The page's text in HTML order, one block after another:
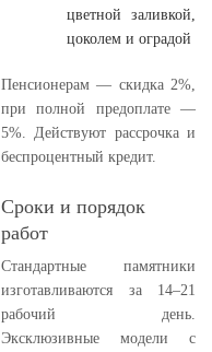
цветной заливкой,
цоколем и оградой
Пенсионерам — скидка 2%,
при полной предоплате —
5%. Действуют рассрочка и
беспроцентный кредит.
Сроки и порядок
работ
Стандартные памятники
изготавливаются за 14–21
рабочий день.
Эксклюзивные модели с